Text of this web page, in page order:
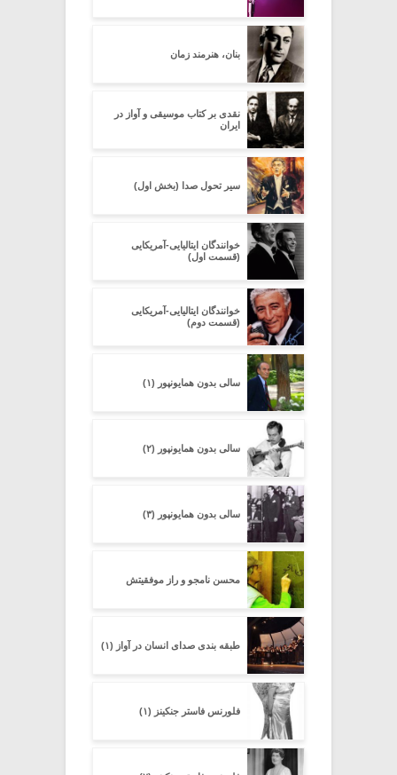
بنان، هنرمند زمان
نقدی بر کتاب موسیقی و آواز در
ایران
سیر تحول صدا (بخش اول)
خوانندگان ایتالیایی-آمریکایی
(قسمت اول)
خوانندگان ایتالیایی-آمریکایی
(قسمت دوم)
سالی بدون همایون­پور (۱)
سالی بدون همایونپور (۲)
سالی بدون همایونپور (۳)
محسن نامجو و راز موفقیتش
طبقه بندی صدای انسان در آواز (۱)
فلورنس فاستر جنکینز (۱)